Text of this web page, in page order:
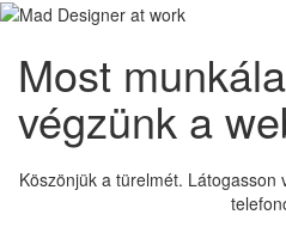
Most
végzünk a
Köszönjük a türelmét. Látogasson